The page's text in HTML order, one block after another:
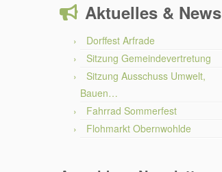
Aktuelles & News
Dorffest Arfrade
Sitzung Gemeindevertretung
Sitzung Ausschuss Umwelt,
Bauen…
Fahrrad Sommerfest
Flohmarkt Obernwohlde